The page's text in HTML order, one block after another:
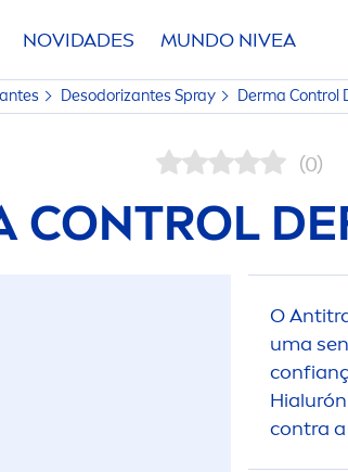
NOVIDADES MUNDO NIVEA
Desodorizantes Spray Derma Control
(0)
CONTROL
O
uma
contra